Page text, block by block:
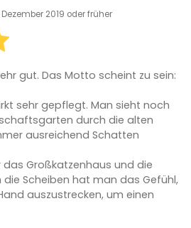
2019 oder früher
gut. Das Motto scheint zu sein:
sehr gepflegt. Man sieht noch
durch die alten
ausreichend Schatten
Großkatzenhaus und die
die Scheiben hat man das Gefühl,
auszustrecken, um einen